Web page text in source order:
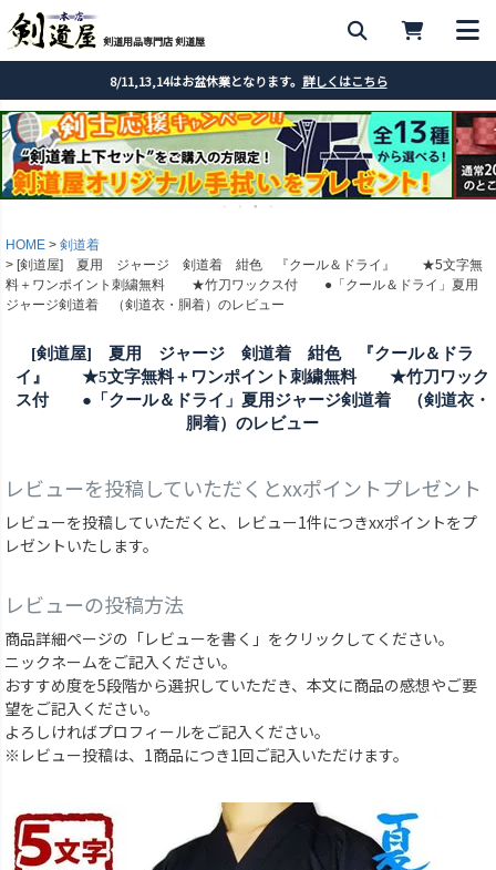
剣道用品専門店 剣道屋
8/11,13,14はお盆休業となります。 詳しくはこちら
HOME
剣道着
[剣道屋] 夏用 ジャージ 剣道着 紺色 『クール＆ドライ』 ★5文字無
料＋ワンポイント刺繍無料 ★竹刀ワックス付 ●「クール＆ドライ」夏用
ジャージ剣道着 （剣道衣・胴着）のレビュー
[剣道屋] 夏用 ジャージ 剣道着 紺色 『クール＆ドラ
イ』 ★5文字無料＋ワンポイント刺繍無料 ★竹刀ワック
ス付 ●「クール＆ドライ」夏用ジャージ剣道着 （剣道衣・
胴着）のレビュー
レビューを投稿していただくとxxポイントプレゼント
レビューを投稿していただくと、レビュー1件につきxxポイントをプ
レゼントいたします。
レビューの投稿方法
商品詳細ページの「レビューを書く」をクリックしてください。
ニックネームをご記入ください。
おすすめ度を5段階から選択していただき、本文に商品の感想やご要
望をご記入ください。
よろしければプロフィールをご記入ください。
※レビュー投稿は、1商品につき1回ご記入いただけます。